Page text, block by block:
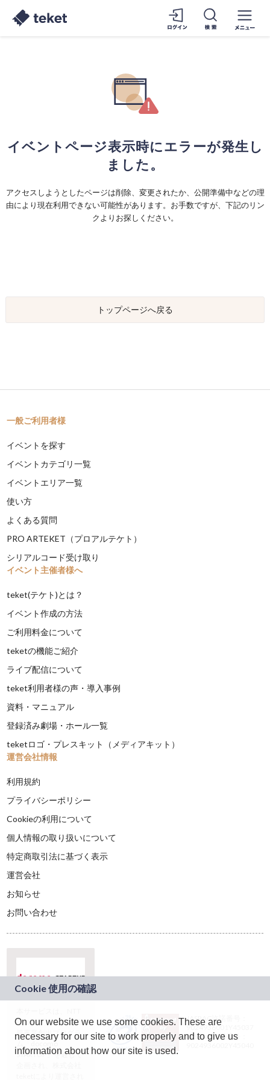
イベントページ表示時にエラーが発生し
ました。
アクセスしようとしたページは削除、変更されたか、公開準備中などの理
由により現在利用できない可能性があります。お手数ですが、下記のリン
クよりお探しください。
トップページへ戻る
一般ご利用者様
イベントを探す
イベントカテゴリ一覧
イベントエリア一覧
使い方
よくある質問
PRO ARTEKET（プロアルテケト）
シリアルコード受け取り
イベント主催者様へ
teket(テケト)とは？
イベント作成の方法
ご利用料金について
teketの機能ご紹介
ライブ配信について
teket利用者様の声・導入事例
資料・マニュアル
登録済み劇場・ホール一覧
teketロゴ・プレスキット（メディアキット）
運営会社情報
利用規約
プライバシーポリシー
Cookieの利用について
個人情報の取り扱いについて
特定商取引法に基づく表示
運営会社
お知らせ
お問い合わせ
ドコモグループの新
規事業創出プログラ
ム「docomo
STARTUP」を通じて
JASRAC許諾番号：
9024936001Y45037
JASRAC許諾番号：
On our website we use some cookies. These are
necessary for our site to work properly and to give us
information about how our site is used.